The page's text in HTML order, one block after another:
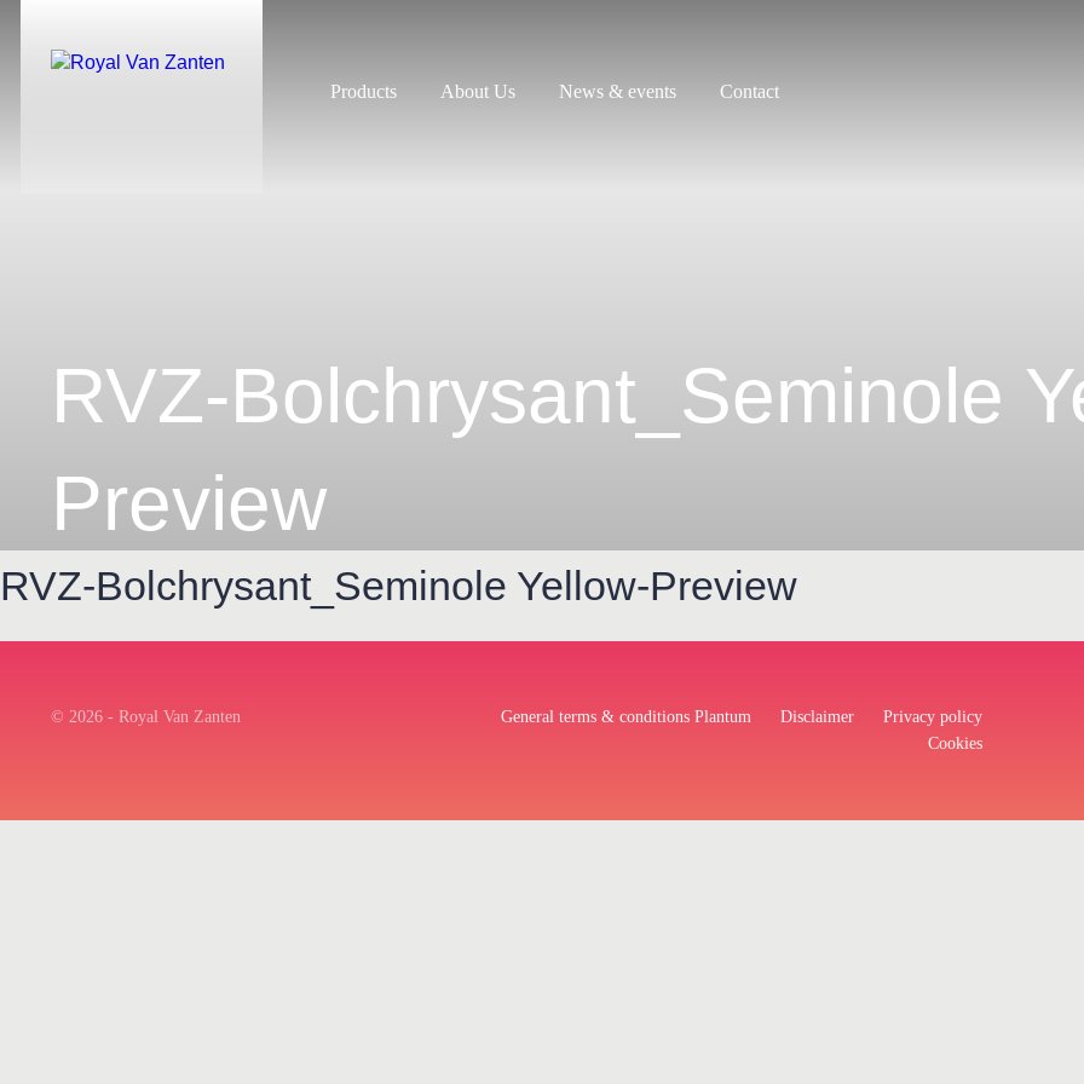
Products About Us News & events Contact
RVZ-Bolchrysant_Seminole
Preview
RVZ-Bolchrysant_Seminole Yellow-Preview
© 2026 - Royal Van Zanten General terms & conditions Plantum Disclaimer
Privacy policy
Cookies